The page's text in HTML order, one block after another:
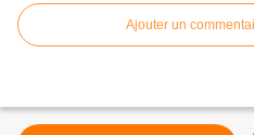
Ajouter un